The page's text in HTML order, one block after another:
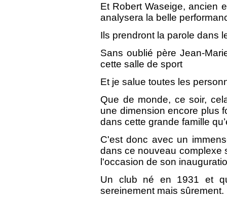
Et Robert Waseige, ancien
analysera la belle
Ils prendront la parole dans
Sans oublié père Jean-
cette salle de sport
Et je salue toutes les
Que de monde, ce soir,
une dimension encore plus
dans cette grande famille
C'est donc avec un
dans ce nouveau complexe
l'occasion de son
Un club né en 1931 et
sereinement mais sûrement.